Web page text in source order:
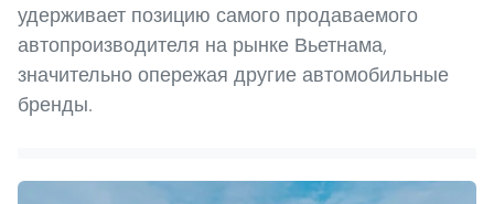
удерживает позицию самого продаваемого
автопроизводителя на рынке Вьетнама,
значительно опережая другие автомобильные
бренды.